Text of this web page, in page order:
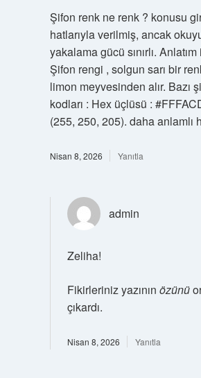
Şifon renk ne renk ? konusu
hatlarıyla verilmiş, ancak
yakalama gücü sınırlı.
Şifon rengi , solgun sarı bir
limon meyvesinden alır. Bazı
kodları : Hex üçlüsü :
(255, 250, 205). daha anlamlı
Nisan 8, 2026 Yanıtla
admin
Zeliha!
Fikirleriniz yazının özünü
çıkardı.
Nisan 8, 2026 Yanıtla